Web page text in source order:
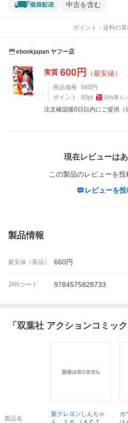
中古を含む
ポイント・送料の
ebookjapan ヤフー店
実質 600円 （最安値）
商品価格 660 円
ポイント
60pt 10%要エ
注文確認後0日以内にご提供（
現在レビューは
この製品のレビューを投
レビューを
製品情報
最安値（新品） 660円
JANコード 9784575828733
「 双葉社 アクションコミッ
製品名
新クレヨンしんちゃ
カ